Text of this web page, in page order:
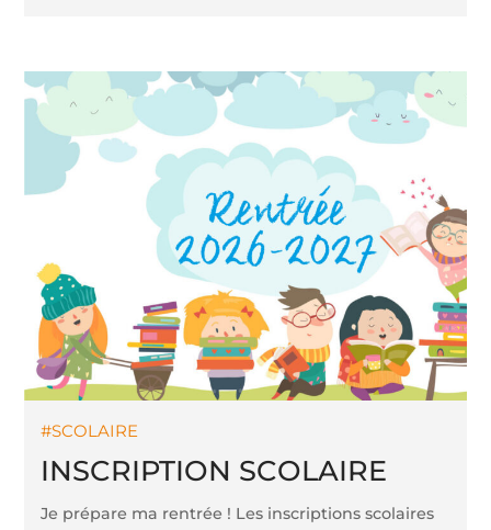
SCOLAIRE
INSCRIPTION SCOLAIRE
Je prépare ma rentrée ! Les inscriptions scolaires